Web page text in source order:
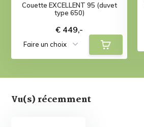
Couette EXCELLENT 95 (duvet
type 650)
€ 449,-
Vu(s) récemment